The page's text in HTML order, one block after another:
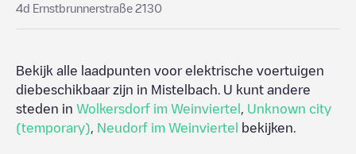
4d Ernstbrunnerstraße 2130
Bekijk alle laadpunten voor elektrische voertuigen
diebeschikbaar zijn in Mistelbach . U kunt andere
steden in Wolkersdorf im Weinviertel
Unknown city
(temporary)
Neudorf im Weinviertel bekijken.